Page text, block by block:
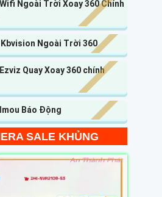
Ngoài Trời Xoay 360 Chính
Ngoài Trời 360
Quay Xoay 360 chính
Báo Động
SALE KHỦNG